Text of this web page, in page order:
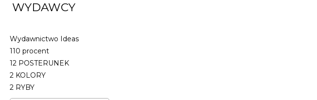
WYDAWCY
Wydawnictwo Ideas
110 procent
12 POSTERUNEK
2 KOLORY
2 RYBY